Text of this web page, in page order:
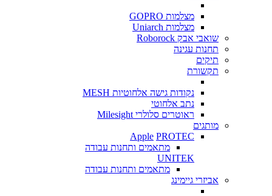
מצלמות GOPRO
מצלמות Uniarch
שואבי אבק Roborock
תחנות עגינה
תיקים
תקשורת
נקודות גישה אלחוטיות MESH
נתב אלחוטי
ראוטרים סלולרי Milesight
מותגים
Apple PROTEC
מתאמים ותחנות עבודה
UNITEK
מתאמים ותחנות עבודה
אביזרי גיימינג